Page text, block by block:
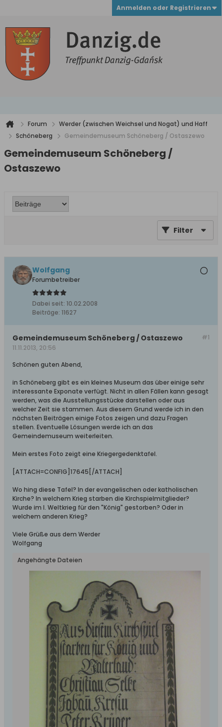
Anmelden oder Registrieren
Forum
Werder (zwischen Weichsel und Nogat) und Haff
Schöneberg
Gemeindemuseum Schöneberg / Ostaszewo
Gemeindemuseum Schöneberg /
Ostaszewo
Filter
Wolfgang
Forumbetreiber
Dabei seit: 10.02.2008
Beiträge: 11627
#1
Gemeindemuseum Schöneberg / Ostaszewo
11.11.2013, 20:56
Schönen guten Abend,
in Schöneberg gibt es ein kleines Museum das über einige sehr
interessante Exponate verfügt. Nicht in allen Fällen kann gesagt
werden, was die Ausstellungsstücke darstellen oder aus
welcher Zeit sie stammen. Aus diesem Grund werde ich in den
nächsten Beiträgen einige Fotos zeigen und dazu Fragen
stellen. Eventuelle Lösungen werde ich an das
Gemeindemuseum weiterleiten.
Mein erstes Foto zeigt eine Kriegergedenktafel.
[ATTACH=CONFIG]17645[/ATTACH]
Wo hing diese Tafel? In der evangelischen oder katholischen
Kirche? In welchem Krieg starben die Kirchspielmitglieder?
Wurde im I. Weltkrieg für den "König" gestorben? Oder in
welchem anderen Krieg?
Viele Grüße aus dem Werder
Wolfgang
Angehängte Dateien